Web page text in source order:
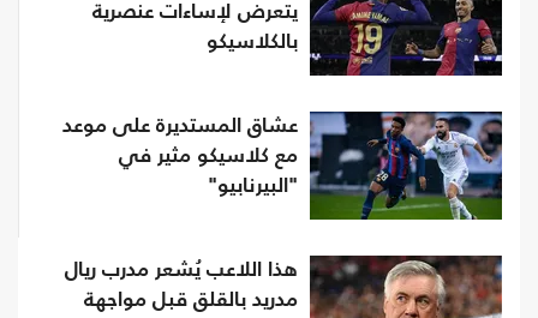
يتعرض لإساءات عنصرية
بالكلاسيكو
عشاق المستديرة على موعد
مع كلاسيكو مثير في
"البيرنابيو"
هذا اللاعب يُشعر مدرب ريال
مدريد بالقلق قبل مواجهة